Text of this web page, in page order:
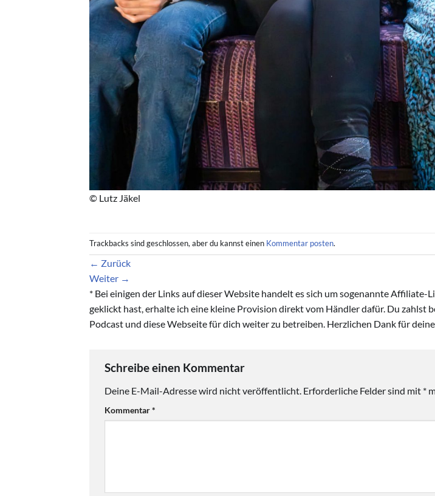
© Lutz Jäkel
Trackbacks sind geschlossen, aber du kannst einen Kommentar posten.
← Zurück
Weiter →
* Bei einigen der Links auf dieser Website handelt es sich um sogenannte
geklickt hast, erhalte ich eine kleine Provision direkt vom Händler dafür. Du zahlst
Podcast und diese Webseite für dich weiter zu betreiben. Herzlichen Dank für
Schreibe einen Kommentar
Deine E-Mail-Adresse wird nicht veröffentlicht. Erforderliche Felder sind mit *
Kommentar*